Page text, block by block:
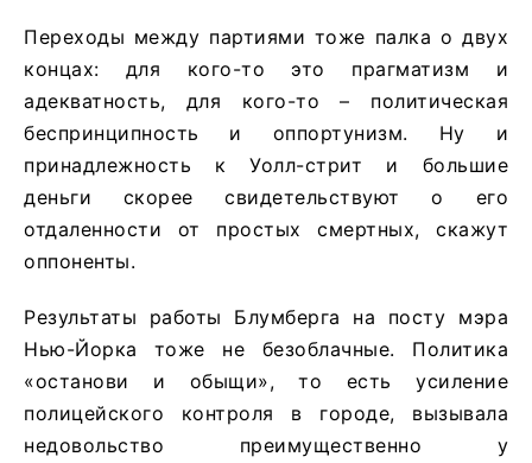
Переходы между партиями тоже палка о двух
концах: для кого-то это прагматизм и
адекватность, для кого-то – политическая
беспринципность и оппортунизм. Ну и
принадлежность к Уолл-стрит и большие
деньги скорее свидетельствуют о его
отдаленности от простых смертных, скажут
оппоненты.
Результаты работы Блумберга на посту мэра
Нью-Йорка тоже не безоблачные. Политика
«останови и обыщи», то есть усиление
полицейского контроля в городе, вызывала
недовольство преимущественно у